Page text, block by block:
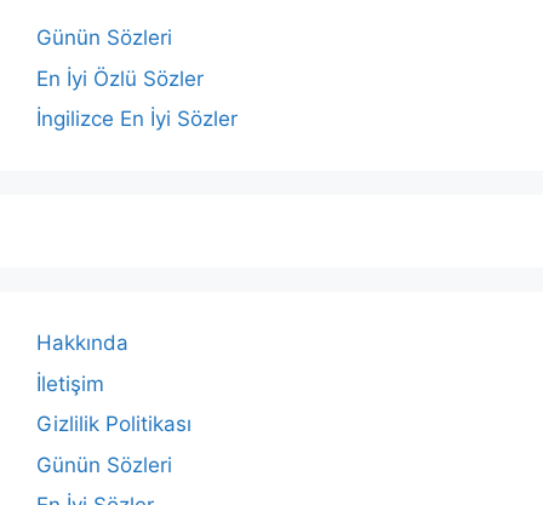
Günün Sözleri
En İyi Özlü Sözler
İngilizce En İyi Sözler
Hakkında
İletişim
Gizlilik Politikası
Günün Sözleri